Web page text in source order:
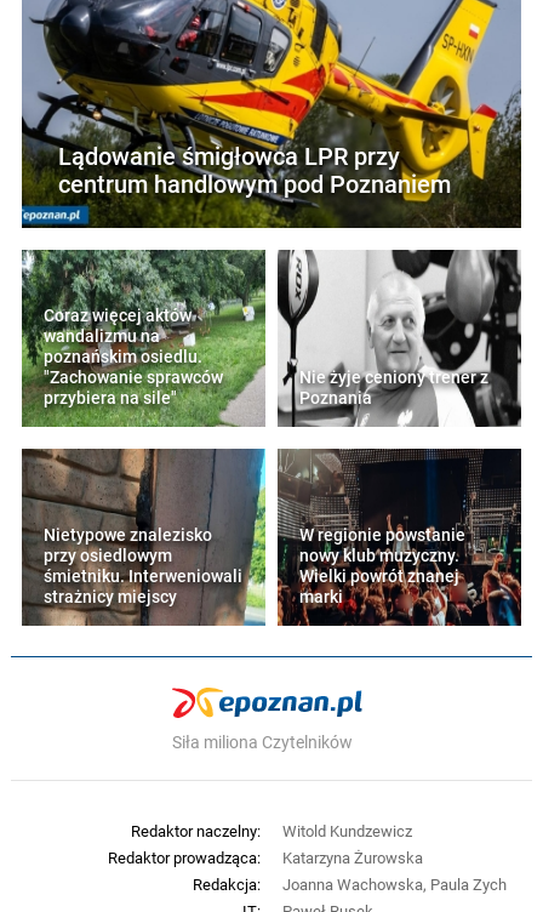
Lądowanie śmigłowca LPR przy
centrum handlowym pod Poznaniem
Coraz więcej aktów
wandalizmu na
poznańskim osiedlu.
"Zachowanie sprawców
przybiera na sile"
Nie żyje ceniony trener z
Poznania
Nietypowe znalezisko
przy osiedlowym
śmietniku. Interweniowali
strażnicy miejscy
W regionie powstanie
nowy klub muzyczny.
Wielki powrót znanej
marki
Siła miliona Czytelników
Redaktor naczelny:
Witold Kundzewicz
Redaktor prowadząca:
Katarzyna Żurowska
Redakcja:
Joanna Wachowska, Paula Zych